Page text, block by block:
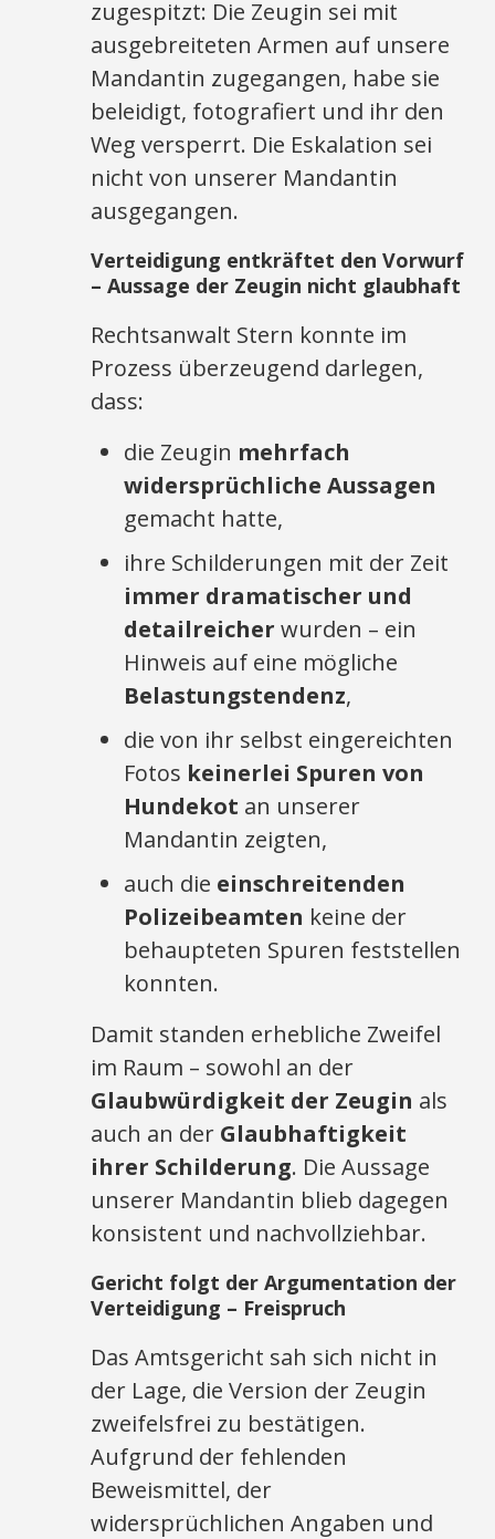
zugespitzt: Die Zeugin sei mit
ausgebreiteten Armen auf unsere
Mandantin zugegangen, habe sie
beleidigt, fotografiert und ihr den
Weg versperrt. Die Eskalation sei
nicht von unserer Mandantin
ausgegangen.
Verteidigung entkräftet den Vorwurf
– Aussage der Zeugin nicht glaubhaft
Rechtsanwalt Stern konnte im
Prozess überzeugend darlegen,
dass:
die Zeugin mehrfach
widersprüchliche Aussagen
gemacht hatte,
ihre Schilderungen mit der Zeit
immer dramatischer und
detailreicher wurden – ein
Hinweis auf eine mögliche
Belastungstendenz,
die von ihr selbst eingereichten
Fotos keinerlei Spuren von
Hundekot an unserer
Mandantin zeigten,
auch die einschreitenden
Polizeibeamten keine der
behaupteten Spuren feststellen
konnten.
Damit standen erhebliche Zweifel
im Raum – sowohl an der
Glaubwürdigkeit der Zeugin als
auch an der Glaubhaftigkeit
ihrer Schilderung. Die Aussage
unserer Mandantin blieb dagegen
konsistent und nachvollziehbar.
Gericht folgt der Argumentation der
Verteidigung – Freispruch
Das Amtsgericht sah sich nicht in
der Lage, die Version der Zeugin
zweifelsfrei zu bestätigen.
Aufgrund der fehlenden
Beweismittel, der
widersprüchlichen Angaben und